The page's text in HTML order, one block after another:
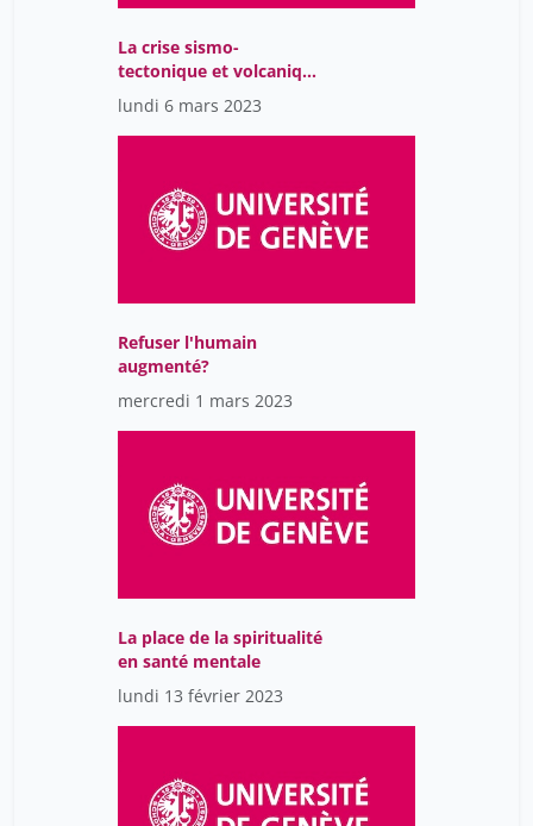
La crise sismo-
tectonique et volcanique
de Reykjanes (Islande,
2021)
lundi 6 mars 2023
Refuser l'humain
augmenté?
mercredi 1 mars 2023
La place de la spiritualité
en santé mentale
lundi 13 février 2023